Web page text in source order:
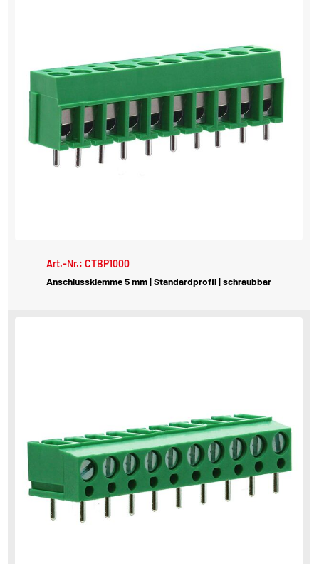
Art.-Nr.: CTBP1000
Anschlussklemme 5 mm | Standardprofil | schraubbar